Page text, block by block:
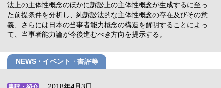
法上の主体性概念のほかに訴訟上の主体性概念が生成するに至っ
た前提条件を分析し、純訴訟法的な主体性概念の存在及びその意
義、さらには日本の当事者能力概念の構造を解明することによっ
て、当事者能力論が今後進むべき方向を提示する。
NEWS・イベント・書評等
2018年4月3日